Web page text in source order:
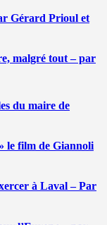
Gérard Prioul et
malgré tout – par
du maire de
le film de Giannoli
à Laval – Par